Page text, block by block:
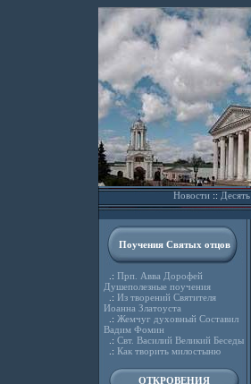
Новости::
Поучения Святых отцов
.: Прп. Авва Дорофей
Душеполезные поучения
.: Из творений Святителя
Иоанна Златоуста
.: Жемчуг духовный Составил
Вадим Фомин
.: Свт. Василий Великий Беседы
.: Как творить милостыню
ОТКРОВЕНИЯ